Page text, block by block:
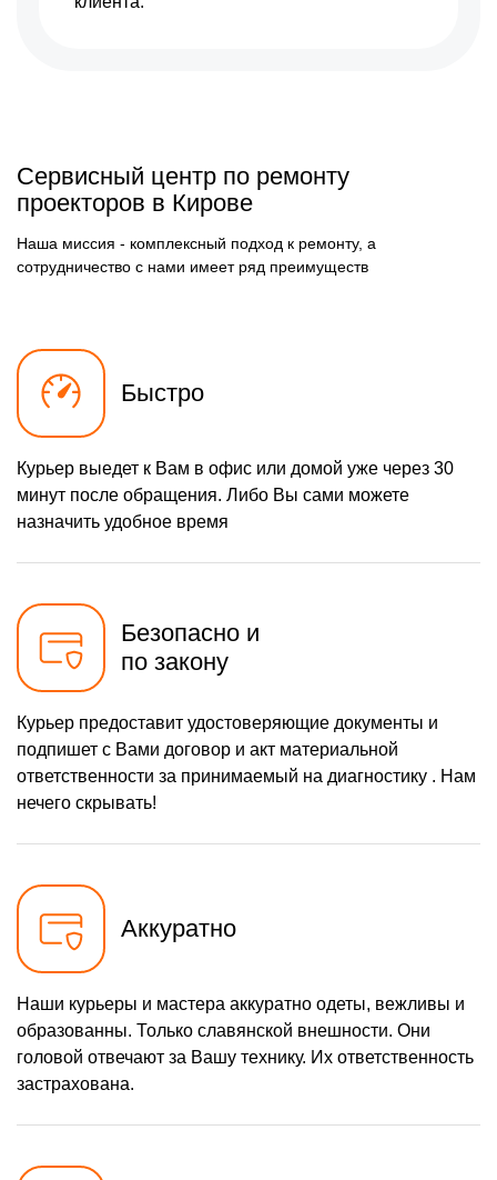
Замена колеса
цветофильтров
1000 р
1400 р
Ремонт блока питания
1000 р
Сервисный центр по ремонту
проекторов в Кирове
Наша миссия - комплексный подход к ремонту, а
сотрудничество с нами имеет ряд преимуществ
Быстро
Курьер выедет к Вам в офис или домой уже через 30
минут после обращения. Либо Вы сами можете
назначить удобное время
Безопасно и
по закону
Курьер предоставит удостоверяющие документы и
подпишет с Вами договор и акт материальной
ответственности за принимаемый на диагностику . Нам
нечего скрывать!
Аккуратно
Наши курьеры и мастера аккуратно одеты, вежливы и
образованны. Только славянской внешности. Они
головой отвечают за Вашу технику. Их ответственность
застрахована.